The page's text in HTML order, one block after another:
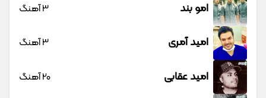
امو بند 3 آهنگ
امید آمری 3 آهنگ
امید عقابی 20 آهنگ